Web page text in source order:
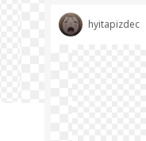
hyitapizdec